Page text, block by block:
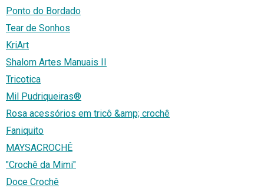
Ponto do Bordado
Tear de Sonhos
KriArt
Shalom Artes Manuais II
Tricotica
Mil Pudriqueiras®
Rosa acessórios em tricô &amp; crochê
Faniquito
MAYSACROCHÊ
"Crochê da Mimi"
Doce Crochê